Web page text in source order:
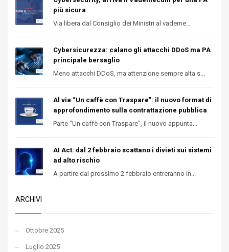
più sicura
Via libera dal Consiglio dei Ministri al vademe...
Cybersicurezza: calano gli attacchi DDoS ma PA
principale bersaglio
Meno attacchi DDoS, ma attenzione sempre alta s...
Al via “Un caffè con Traspare”: il nuovo format di
approfondimento sulla contrattazione pubblica
Parte “Un caffè con Traspare”, il nuovo appunta...
AI Act: dal 2 febbraio scattano i divieti sui sistemi
ad alto rischio
A partire dal prossimo 2 febbraio entreranno in...
ARCHIVI
Ottobre 2025
Luglio 2025